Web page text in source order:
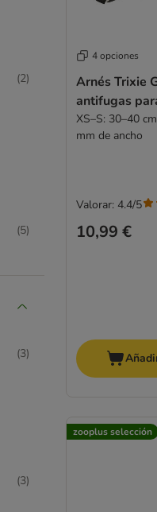
(2)
(5)
(3)
(3)
4 opciones
Arnés Trixie
antifugas
XS–S: 30–40
mm de ancho
10,99 €
Valorar: 4.4/5
zooplus selección